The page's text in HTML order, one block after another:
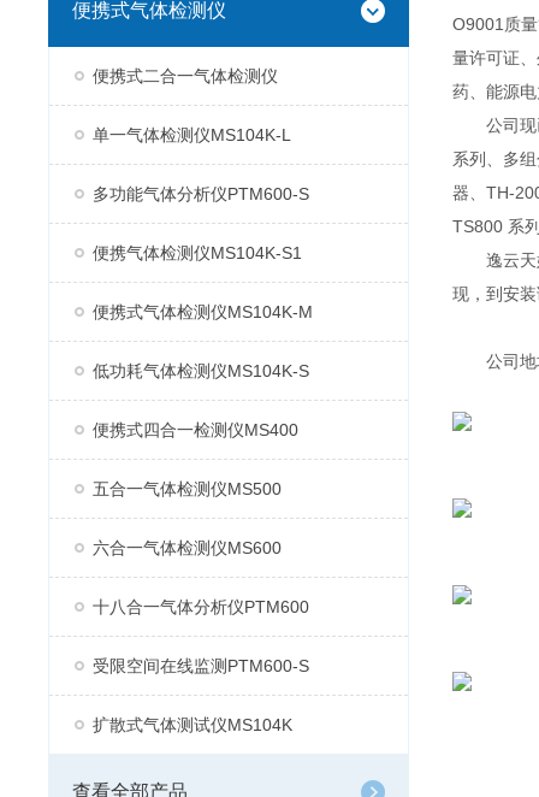
便携式气体检测仪
便携式二合一气体检测仪
单一气体检测仪MS104K-L
多功能气体分析仪PTM600-S
便携气体检测仪MS104K-S1
便携式气体检测仪MS104K-M
低功耗气体检测仪MS104K-S
便携式四合一检测仪MS400
五合一气体检测仪MS500
六合一气体检测仪MS600
十八合一气体分析仪PTM600
受限空间在线监测PTM600-S
扩散式气体测试仪MS104K
查看全部产品
O9001质
量许可证
药、能源
公司现已
系列、多
器、TH-
TS800 系
逸云天始
现，到安
公司地址